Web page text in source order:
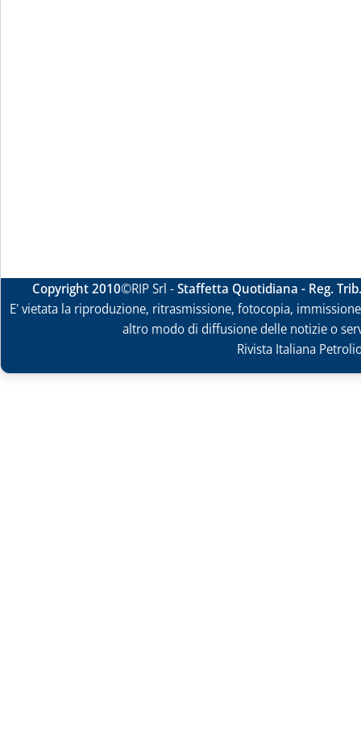
Copyright 2010©RIP Srl -Staffetta Quotidiana - Reg.
E' vietata la riproduzione, ritrasmissione, fotocopia,
altro modo di diffusione delle notizie o
Rivista Italiana